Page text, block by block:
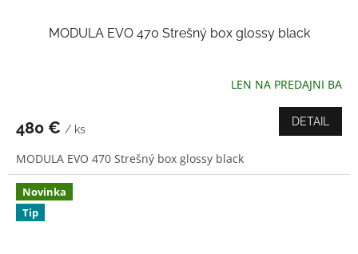
MODULA EVO 470 Strešný box glossy black
LEN NA PREDAJNI BA
480 € / ks
DETAIL
MODULA EVO 470 Strešný box glossy black
Novinka
Tip